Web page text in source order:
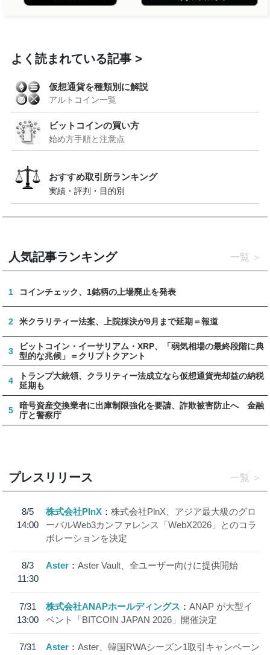
よく読まれている記事
仮想通貨を種類別に解説
アルトコイン一覧
ビットコインの買い方
始め方手順と注意点
おすすめ取引所ランキング
実績・評判・目的別
人気記事ランキング 一覧
1 コインチェック、1銘柄の上場廃止を発表
2 米クラリティー法案、上院採決が9月まで延期＝報道
3
ビットコイン・イーサリアム・XRP、「弱気相場の最終段階に典
型的な兆候」＝クリプトクアント
4
トランプ大統領、クラリティー法成立なら仮想通貨売却益の納税
延期も
5
暗号資産交換業者に出庫制限強化を要請、詐欺被害防止へ 金融
庁と警察庁
プレスリリース 一覧
8/5
14:00
株式会社PlnX
株式会社PlnX、アジア最大級のグロ
ーバルWeb3カンファレンス「WebX2026」とのコラ
ボレーションを決定
8/3
11:30
Aster Aster Vault、全ユーザー向けに提供開始
7/31
13:00
株式会社ANAPホールディングス
ANAP が大型イ
ベント「BITCOIN JAPAN 2026」開催決定
7/31 Aster Aster、韓国RWAシーズン1取引キャンペーン